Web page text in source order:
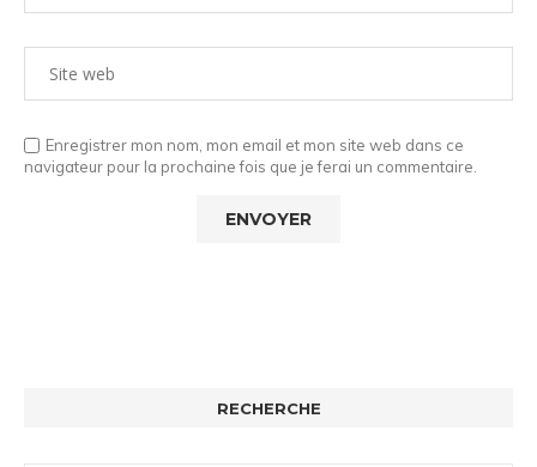
Enregistrer mon nom, mon email et mon site web dans ce
navigateur pour la prochaine fois que je ferai un commentaire.
RECHERCHE